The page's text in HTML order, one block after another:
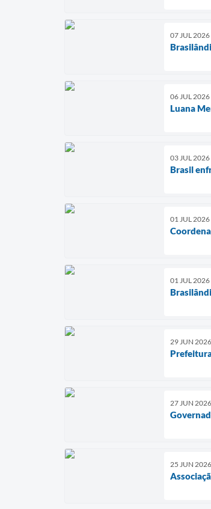
07 JUL
06 JUL
Luana
03 JUL
Brasil
01 JUL
01 JUL 2026
29 JUN
27 JUN
25 JUN